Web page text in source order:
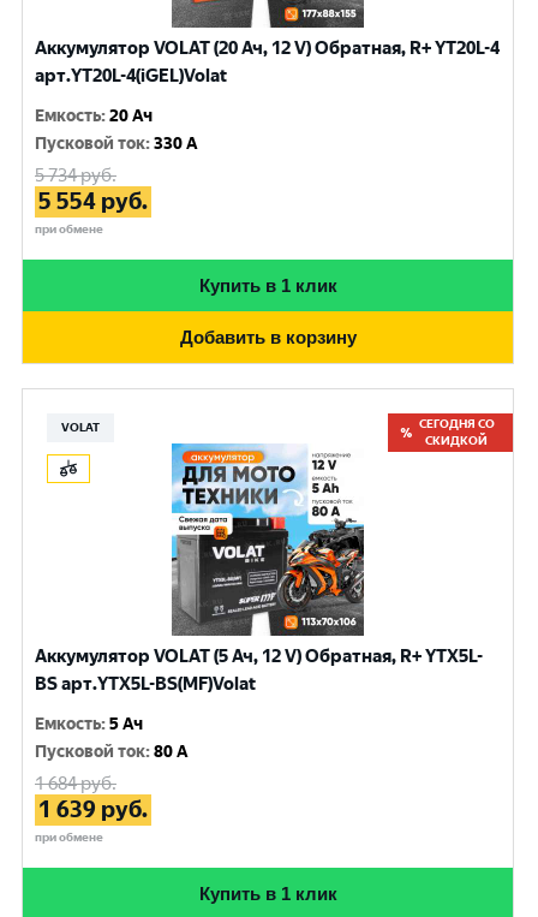
Аккумулятор VOLAT (20 Ач, 12 V) Обратная, R+ YT20L-4
арт.YT20L-4(iGEL)Volat
Емкость:20 Ач
Пусковой ток:330 A
5 734руб.
5 554 руб.
при обмене
Купить в 1 клик
Добавить в корзину
VOLAT
СЕГОДНЯ СО
СКИДКОЙ
Аккумулятор VOLAT (5 Ач, 12 V) Обратная, R+ YTX5L-
BS арт.YTX5L-BS(MF)Volat
Емкость:5 Ач
Пусковой ток:80 A
1 684руб.
1 639 руб.
при обмене
Купить в 1 клик